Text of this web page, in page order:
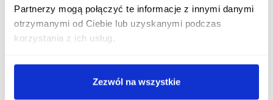
Partnerzy mogą połączyć te informacje z innymi danymi
otrzymanymi od Ciebie lub uzyskanymi podczas
korzystania z ich usług.
Zezwól na wszystkie
(zaliczany jest do grupy niesteroidowych leków
przeciwzapalnych);
niesteroidowych leków przeciwzapalnych,
przy stosowaniu z kortykosteroidami nasila objawy